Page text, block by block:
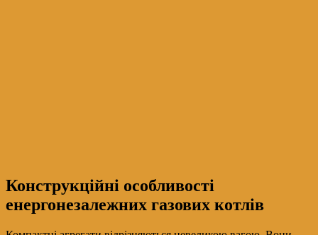
Конструкційні особливості
енергонезалежних газових котлів